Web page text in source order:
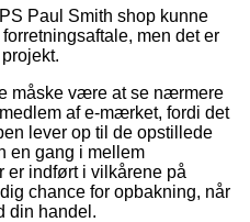
Paul Smith shop kunne
men det er
måske være at se nærmere
af e-mærket, fordi det
lever op til de opstillede
en gang i mellem
er indført i vilkårene på
chance for opbakning, når
din handel.